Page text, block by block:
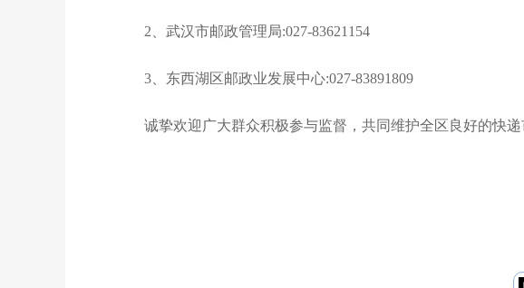
2、武汉市邮政管理局:027-83621154
3、东西湖区邮政业发展中心:027-83891809
诚挚欢迎广大群众积极参与监督，共同维护全区良好的快